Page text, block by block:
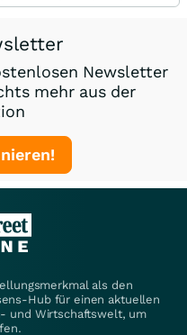
Newsletter
mehr aus der
als den
Hub für einen aktuellen
und Wirtschaftswelt, um